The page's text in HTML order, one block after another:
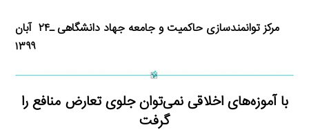
مرکز توانمندسازی حاکمیت و جامعه جهاد دانشگاهی ـ۲۴ آبان
۱۳۹۹
با آموزه‌های اخلاقی نمی‌توان جلوی تعارض منافع را
گرفت